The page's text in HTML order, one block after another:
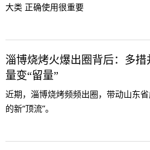
大类 正确使用很重要
淄博烧烤火爆出圈背后：多
量变“留量”
近期，淄博烧烤频频出圈，带动山东
的新“顶流”。